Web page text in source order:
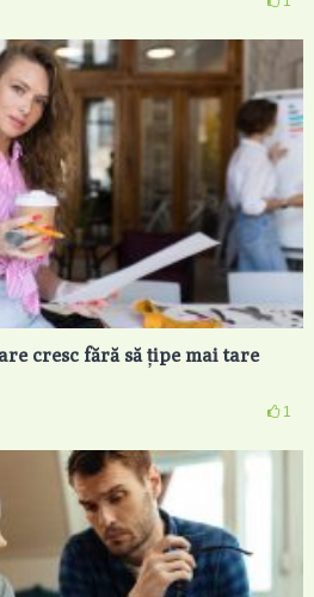
cresc fără să țipe mai tare
1